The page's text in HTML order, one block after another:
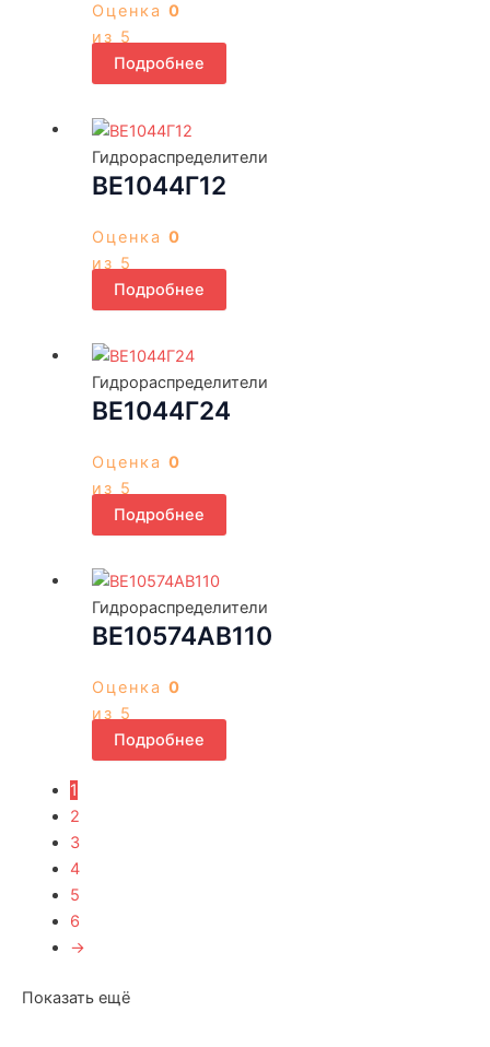
Оценка 0
из 5
Подробнее
Гидрораспределители
ВЕ1044Г12
Оценка 0
из 5
Подробнее
Гидрораспределители
ВЕ1044Г24
Оценка 0
из 5
Подробнее
Гидрораспределители
ВЕ10574АВ110
Оценка 0
из 5
Подробнее
1
2
3
4
5
6
→
Показать ещё